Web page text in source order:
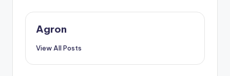
Agron
View All Posts